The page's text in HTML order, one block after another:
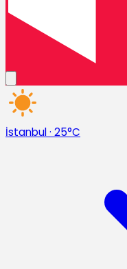
İstanbul· 25°C